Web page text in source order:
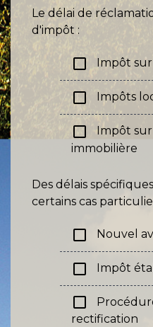
Le délai de
d'impôt :
check_box_outline_blank Impôt
check_box_outline_blank Impôts
check_box_outline_blank
Impôt
immobilière
Des délais
certains cas
check_box_outline_blank Nouvel
check_box_outline_blank Impôt
check_box_outline_blank
rectification